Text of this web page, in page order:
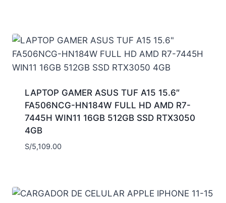
LAPTOP GAMER ASUS TUF A15 15.6″
FA506NCG-HN184W FULL HD AMD R7-
7445H WIN11 16GB 512GB SSD RTX3050
4GB
S/5,109.00